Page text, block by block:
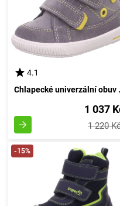
4.1
Chlapecké
1 037
1 220
-15%